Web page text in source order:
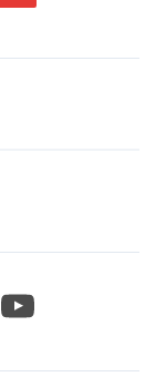
YouTube